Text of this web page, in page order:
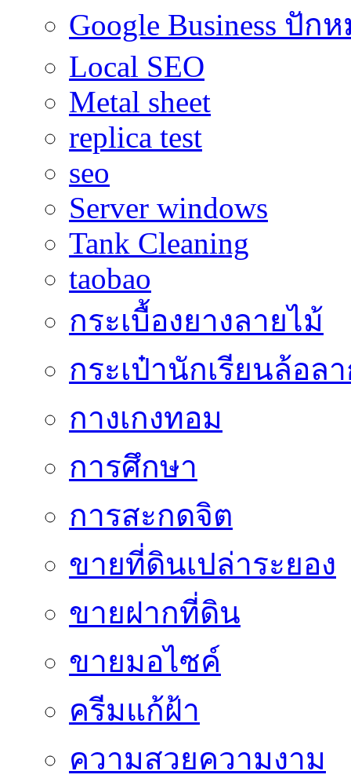
Google Business ปัก
Local SEO
Metal sheet
replica test
seo
Server windows
Tank Cleaning
taobao
กระเบื้องยางลายไม้
กระเป๋านักเรียนล้อล
กางเกงทอม
การศึกษา
การสะกดจิต
ขายที่ดินเปล่าระยอง
ขายฝากที่ดิน
ขายมอไซค์
ครีมแก้ฝ้า
ความสวยความงาม